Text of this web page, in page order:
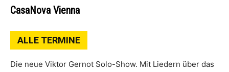
CasaNova Vienna
ALLE TERMINE
Die neue Viktor Gernot Solo-Show. Mit Liedern über das